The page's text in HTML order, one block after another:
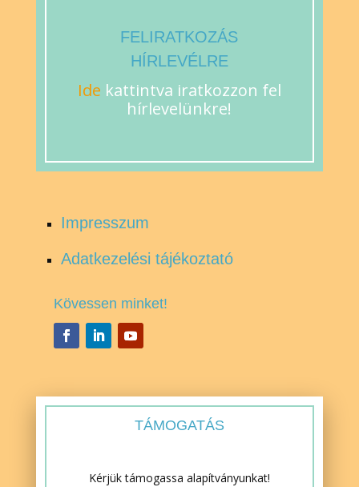
FELIRATKOZÁS
HÍRLEVÉLRE
Ide kattintva iratkozzon fel
hírlevelünkre!
Impresszum
Adatkezelési tájékoztató
Kövessen minket!
TÁMOGATÁS
Kérjük támogassa alapítványunkat!